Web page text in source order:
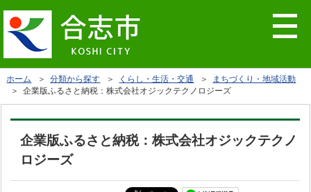
ホーム ＞分類から探す ＞ くらし・生活・交通 ＞
まちづくり・地域活動
＞ 企業版ふるさと納税：株式会社オジックテクノロジーズ
企業版ふるさと納税：株式会社オジックテクノ
ロジーズ